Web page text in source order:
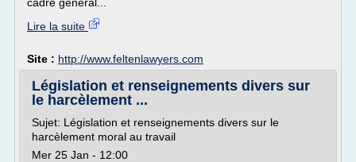
Lire la suite
Site : http://www.feltenlawyers.com
Législation et renseignements divers sur
le harcèlement ...
Sujet: Législation et renseignements divers sur le
harcèlement moral au travail
Mer 25 Jan - 12:00